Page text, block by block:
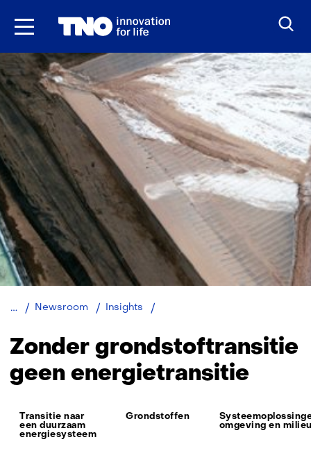
Ga
Newsroom Insights
geen
energietransitie
Zonder grondstoftransitie
geen energietransitie
Thema:
Transitie naar
een duurzaam
energiesysteem
Grondstoffen
omgeving en